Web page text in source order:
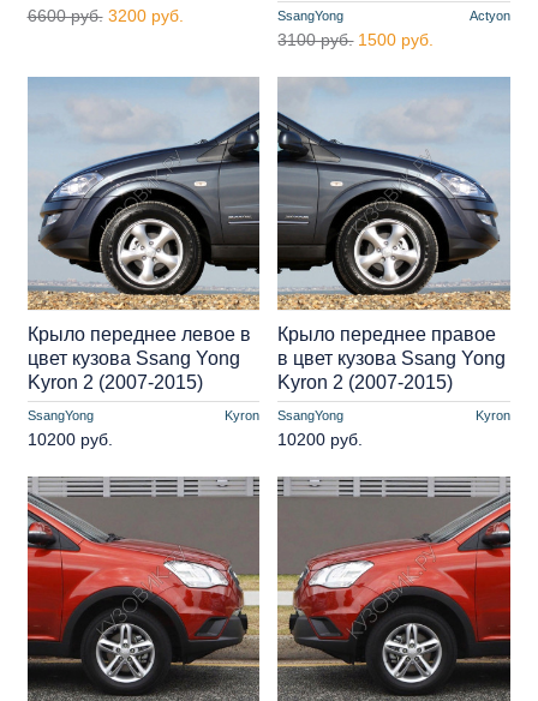
6600 руб. 3200 руб. SsangYong Actyon
3100 руб. 1500 руб.
SsangYong Kyron
Крыло переднее левое в
цвет кузова Ssang Yong
Kyron 2 (2007-2015)
10200 руб.
SsangYong Kyron
Крыло переднее правое
в цвет кузова Ssang Yong
Kyron 2 (2007-2015)
10200 руб.